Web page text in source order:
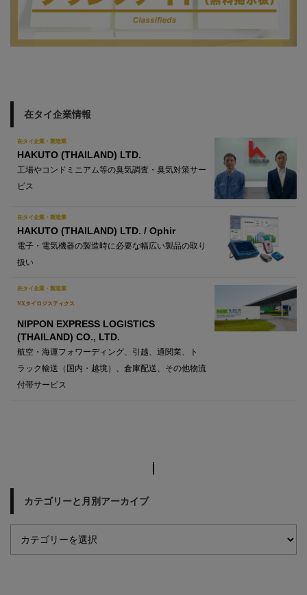
在タイ企業情報
在タイ企業・製造業
HAKUTO (THAILAND) LTD.
工場やコンドミニアム等の臭気調査・臭気対策サー
ビス
在タイ企業・製造業
HAKUTO (THAILAND) LTD. / Ophir
電子・電気機器の製造時に必要な幅広い製品の取り
扱い
在タイ企業・製造業
NXタイロジスティクス
NIPPON EXPRESS LOGISTICS
(THAILAND) CO., LTD.
航空・海運フォワーディング、引越、通関業、ト
ラック輸送（国内・越境）、倉庫配送、その他物流
付帯サービス
カテゴリーと月別アーカイブ